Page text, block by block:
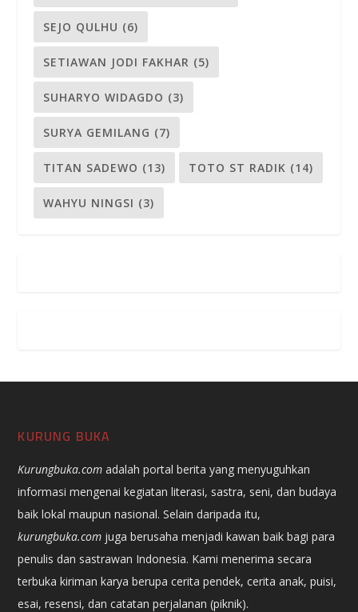
SEJO QULHU (6)
SETIAWAN JODI FAKHAR (5)
SUHARYO WIDAGDO (3)
SURYA GEMILANG (7)
TITAN SADEWO (13) TOTO ST RADIK (14)
WAHYU NINGSI (3)
KURUNG BUKA
Kurungbuka.com adalah portal berita yang menyuguhkan
informasi mengenai kegiatan literasi, sastra, seni, dan budaya
baik lokal maupun nasional. Selain daripada itu,
kurungbuka.com juga berusaha menjadi kawan baik bagi para
penulis dan sastrawan Indonesia. Kami menerima secara
terbuka kiriman karya berupa cerita pendek, cerita anak, puisi,
esai, resensi, dan catatan perjalanan (piknik).